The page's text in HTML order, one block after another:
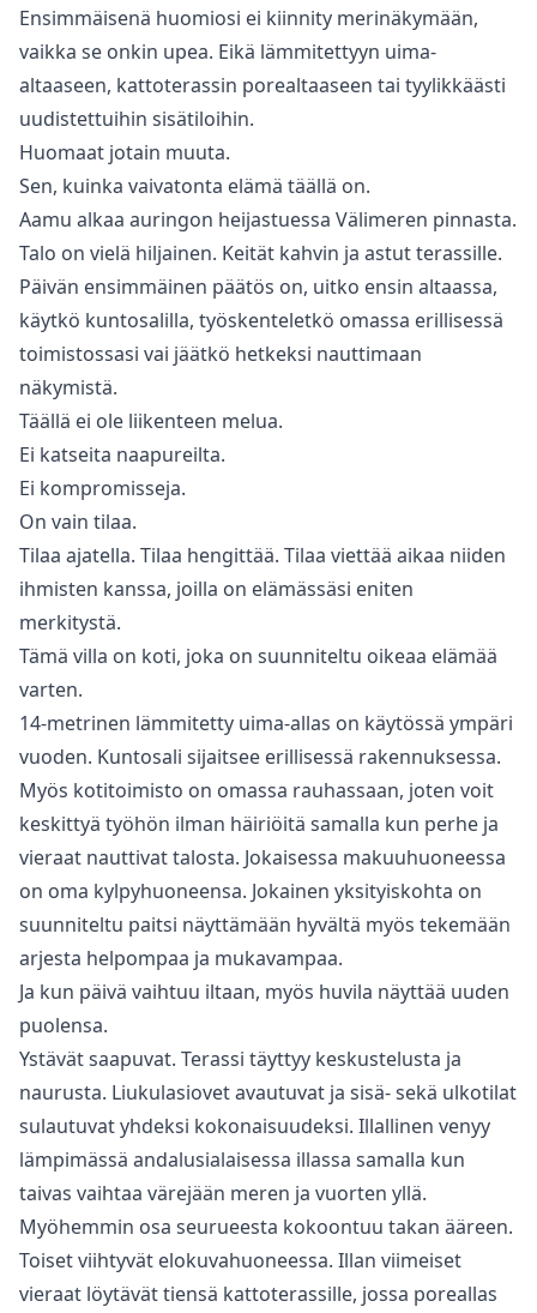
Ensimmäisenä huomiosi ei kiinnity merinäkymään,
vaikka se onkin upea. Eikä lämmitettyyn uima-
altaaseen, kattoterassin porealtaaseen tai tyylikkäästi
uudistettuihin sisätiloihin.
Huomaat jotain muuta.
Sen, kuinka vaivatonta elämä täällä on.
Aamu alkaa auringon heijastuessa Välimeren pinnasta.
Talo on vielä hiljainen. Keität kahvin ja astut terassille.
Päivän ensimmäinen päätös on, uitko ensin altaassa,
käytkö kuntosalilla, työskenteletkö omassa erillisessä
toimistossasi vai jäätkö hetkeksi nauttimaan
näkymistä.
Täällä ei ole liikenteen melua.
Ei katseita naapureilta.
Ei kompromisseja.
On vain tilaa.
Tilaa ajatella. Tilaa hengittää. Tilaa viettää aikaa niiden
ihmisten kanssa, joilla on elämässäsi eniten
merkitystä.
Tämä villa on koti, joka on suunniteltu oikeaa elämää
varten.
14-metrinen lämmitetty uima-allas on käytössä ympäri
vuoden. Kuntosali sijaitsee erillisessä rakennuksessa.
Myös kotitoimisto on omassa rauhassaan, joten voit
keskittyä työhön ilman häiriöitä samalla kun perhe ja
vieraat nauttivat talosta. Jokaisessa makuuhuoneessa
on oma kylpyhuoneensa. Jokainen yksityiskohta on
suunniteltu paitsi näyttämään hyvältä myös tekemään
arjesta helpompaa ja mukavampaa.
Ja kun päivä vaihtuu iltaan, myös huvila näyttää uuden
puolensa.
Ystävät saapuvat. Terassi täyttyy keskustelusta ja
naurusta. Liukulasiovet avautuvat ja sisä- sekä ulkotilat
sulautuvat yhdeksi kokonaisuudeksi. Illallinen venyy
lämpimässä andalusialaisessa illassa samalla kun
taivas vaihtaa värejään meren ja vuorten yllä.
Myöhemmin osa seurueesta kokoontuu takan ääreen.
Toiset viihtyvät elokuvahuoneessa. Illan viimeiset
vieraat löytävät tiensä kattoterassille, jossa poreallas